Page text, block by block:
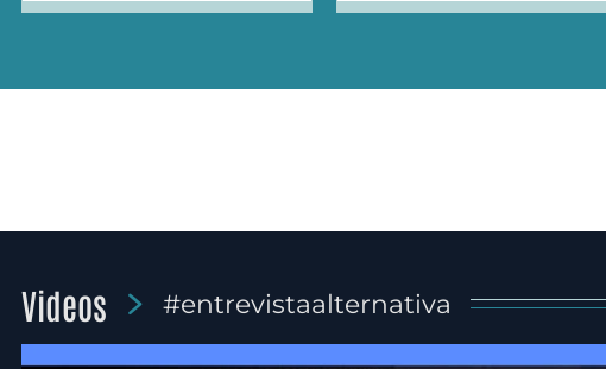
Videos #entrevistaalternativa